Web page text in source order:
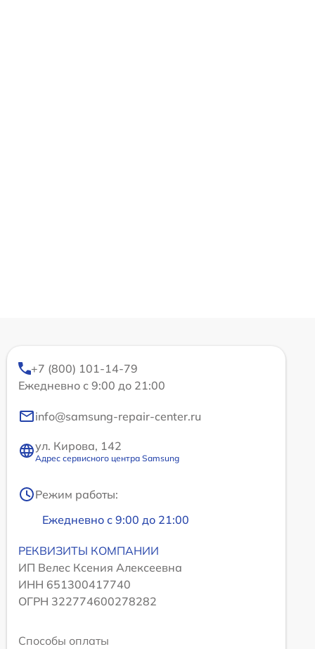
+7 (800) 101-14-79
Ежедневно с 9:00 до 21:00
info@samsung-repair-center.ru
ул. Кирова, 142
Адрес сервисного центра Samsung
Режим работы:
Ежедневно с 9:00 до 21:00
РЕКВИЗИТЫ КОМПАНИИ
ИП Велес Ксения Алексеевна
ИНН 651300417740
ОГРН 322774600278282
Способы оплаты